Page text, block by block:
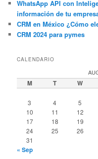
WhatsApp API con
información de tu
CRM en México ¿Cómo
CRM 2024 para pymes
CALENDARIO
M T W
3
4 5
10
11 12
17
18 19
24
25 26
31
« Sep